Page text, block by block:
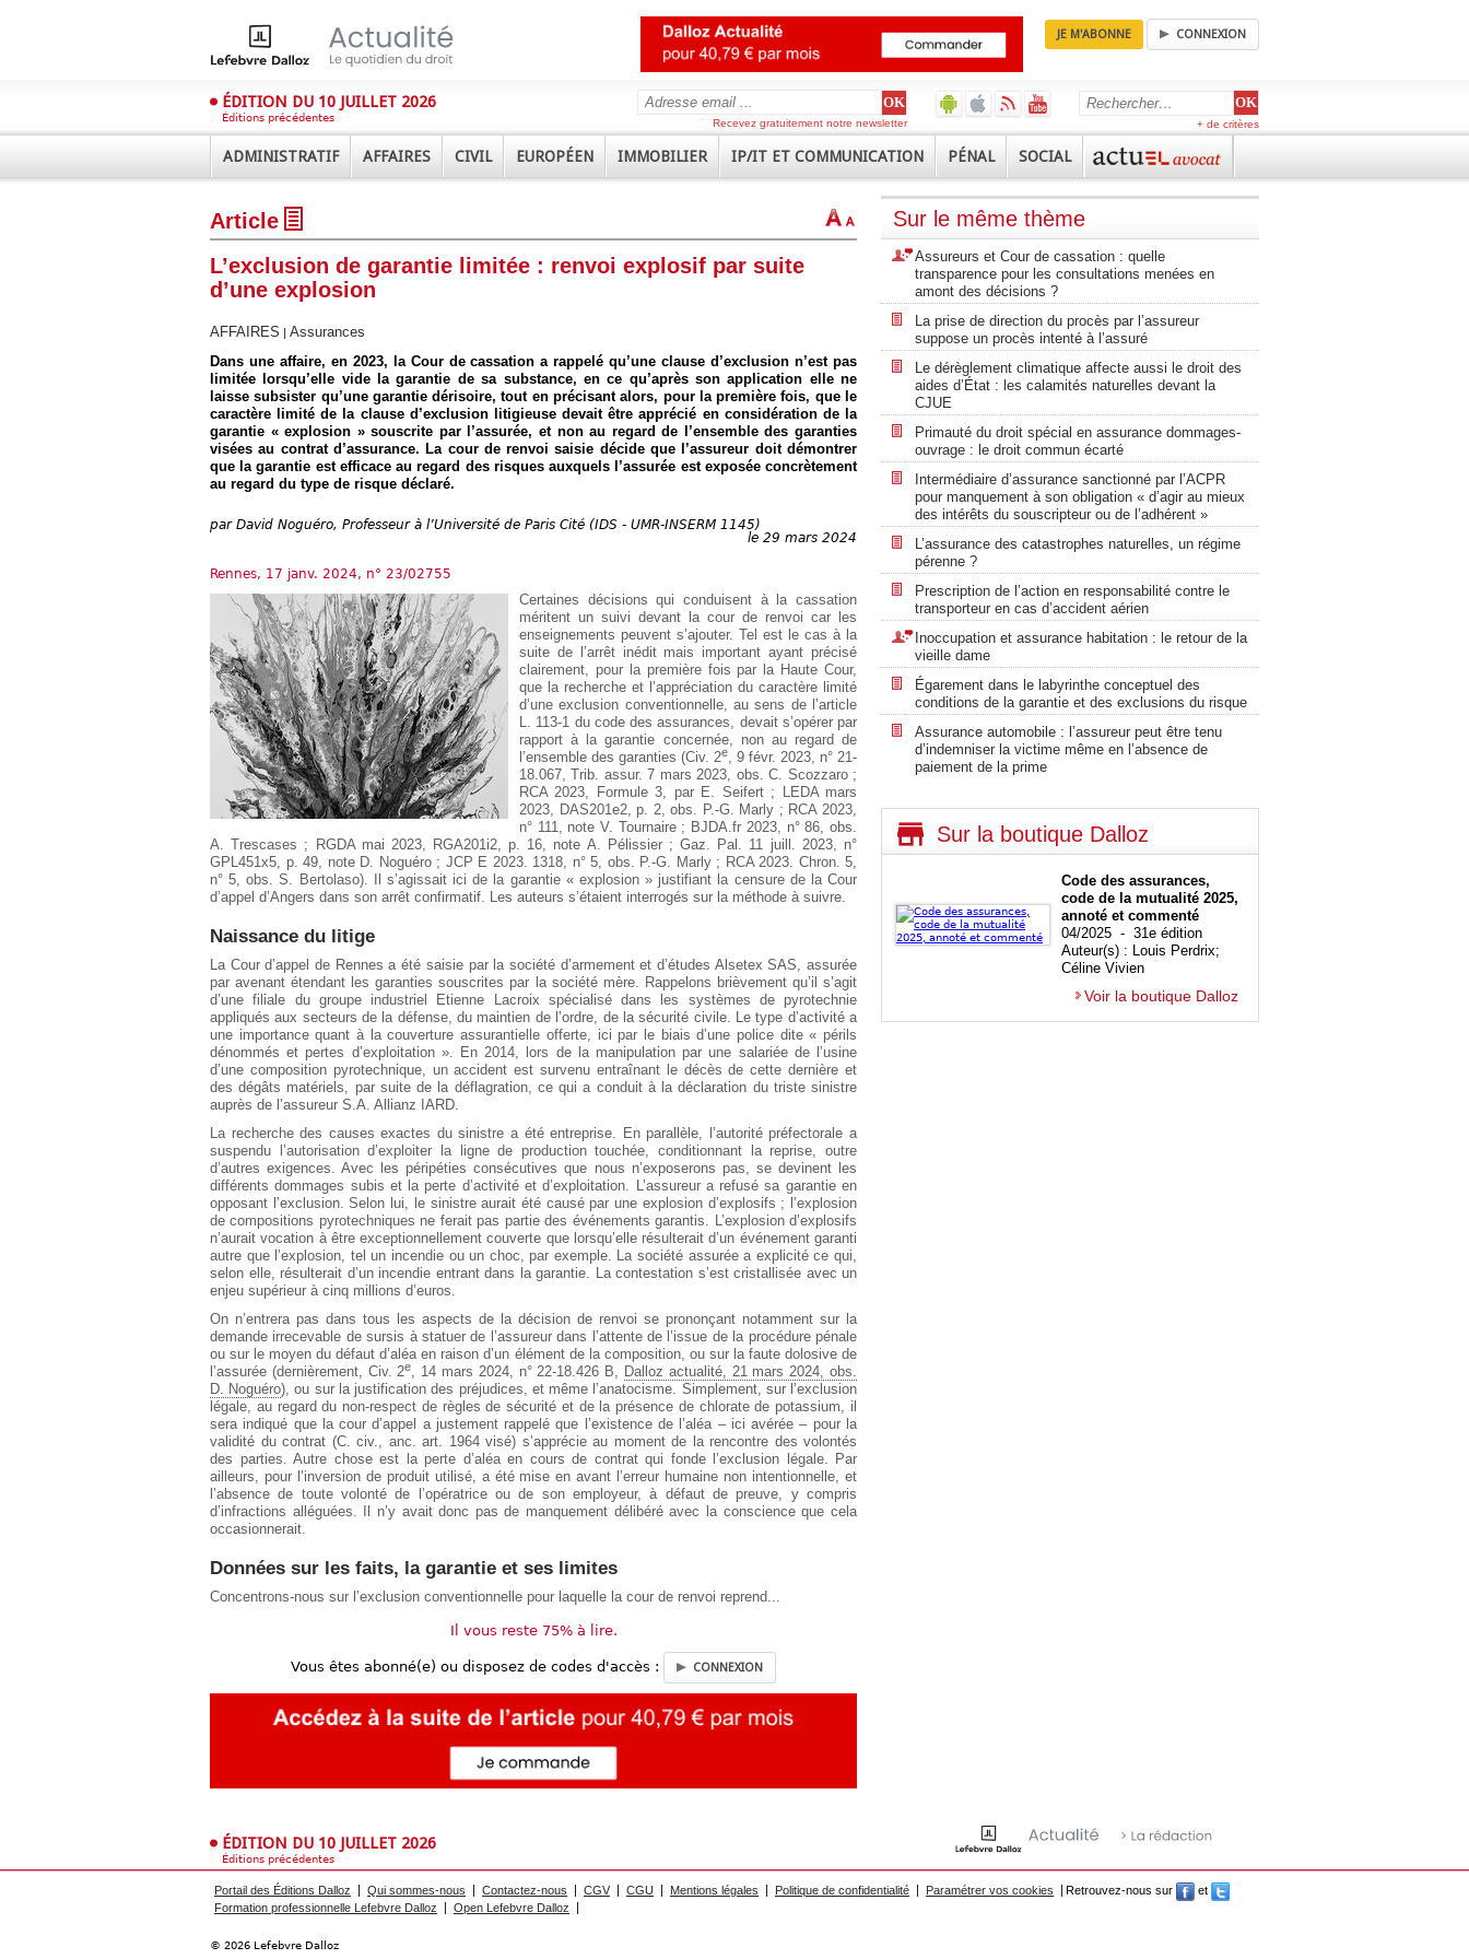
JE M'ABONNE CONNEXION
ÉDITION DU 10 JUILLET 2026
Éditions précédentes
+ de critères
Recevez gratuitement notre newsletter
ADMINISTRATIF AFFAIRES CIVIL EUROPÉEN IMMOBILIER IP/IT ET COMMUNICATION PÉNAL SOCIAL
Article
L’exclusion de garantie limitée : renvoi explosif par suite
d’une explosion
AFFAIRES
Assurances
Dans une affaire, en 2023, la Cour de cassation a rappelé qu’une clause d’exclusion n’est pas
limitée lorsqu’elle vide la garantie de sa substance, en ce qu’après son application elle ne
laisse subsister qu’une garantie dérisoire, tout en précisant alors, pour la première fois, que le
caractère limité de la clause d’exclusion litigieuse devait être apprécié en considération de la
garantie « explosion » souscrite par l’assurée, et non au regard de l’ensemble des garanties
visées au contrat d’assurance. La cour de renvoi saisie décide que l’assureur doit démontrer
que la garantie est efficace au regard des risques auxquels l’assurée est exposée concrètement
au regard du type de risque déclaré.
par David Noguéro, Professeur à l’Université de Paris Cité (IDS - UMR-INSERM 1145)
le 29 mars 2024
Rennes, 17 janv. 2024, n° 23/02755
Certaines décisions qui conduisent à la cassation
méritent un suivi devant la cour de renvoi car les
enseignements peuvent s’ajouter. Tel est le cas à la
suite de l’arrêt inédit mais important ayant précisé
clairement, pour la première fois par la Haute Cour,
que la recherche et l’appréciation du caractère limité
d’une exclusion conventionnelle, au sens de l’article
L. 113-1 du code des assurances, devait s’opérer par
rapport à la garantie concernée, non au regard de
l’ensemble des garanties (Civ. 2e
, 9 févr. 2023, n° 21-
18.067, Trib. assur. 7 mars 2023, obs. C. Scozzaro ;
RCA 2023, Formule 3, par E. Seifert ; LEDA mars
2023, DAS201e2, p. 2, obs. P.-G. Marly ; RCA 2023,
n° 111, note V. Tournaire ; BJDA.fr 2023, n° 86, obs.
A. Trescases ; RGDA mai 2023, RGA201i2, p. 16, note A. Pélissier ; Gaz. Pal. 11 juill. 2023, n°
GPL451x5, p. 49, note D. Noguéro ; JCP E 2023. 1318, n° 5, obs. P.-G. Marly ; RCA 2023. Chron. 5,
n° 5, obs. S. Bertolaso). Il s’agissait ici de la garantie « explosion » justifiant la censure de la Cour
d’appel d’Angers dans son arrêt confirmatif. Les auteurs s’étaient interrogés sur la méthode à suivre.
Naissance du litige
La Cour d’appel de Rennes a été saisie par la société d’armement et d’études Alsetex SAS, assurée
par avenant étendant les garanties souscrites par la société mère. Rappelons brièvement qu’il s’agit
d’une filiale du groupe industriel Etienne Lacroix spécialisé dans les systèmes de pyrotechnie
appliqués aux secteurs de la défense, du maintien de l’ordre, de la sécurité civile. Le type d’activité a
une importance quant à la couverture assurantielle offerte, ici par le biais d’une police dite « périls
dénommés et pertes d’exploitation ». En 2014, lors de la manipulation par une salariée de l’usine
d’une composition pyrotechnique, un accident est survenu entraînant le décès de cette dernière et
des dégâts matériels, par suite de la déflagration, ce qui a conduit à la déclaration du triste sinistre
auprès de l’assureur S.A. Allianz IARD.
La recherche des causes exactes du sinistre a été entreprise. En parallèle, l’autorité préfectorale a
suspendu l’autorisation d’exploiter la ligne de production touchée, conditionnant la reprise, outre
d’autres exigences. Avec les péripéties consécutives que nous n’exposerons pas, se devinent les
différents dommages subis et la perte d’activité et d’exploitation. L’assureur a refusé sa garantie en
opposant l’exclusion. Selon lui, le sinistre aurait été causé par une explosion d’explosifs ; l’explosion
de compositions pyrotechniques ne ferait pas partie des événements garantis. L’explosion d’explosifs
n’aurait vocation à être exceptionnellement couverte que lorsqu’elle résulterait d’un événement garanti
autre que l’explosion, tel un incendie ou un choc, par exemple. La société assurée a explicité ce qui,
selon elle, résulterait d’un incendie entrant dans la garantie. La contestation s’est cristallisée avec un
enjeu supérieur à cinq millions d’euros.
On n’entrera pas dans tous les aspects de la décision de renvoi se prononçant notamment sur la
demande irrecevable de sursis à statuer de l’assureur dans l’attente de l’issue de la procédure pénale
ou sur le moyen du défaut d’aléa en raison d’un élément de la composition, ou sur la faute dolosive de
l’assurée (dernièrement, Civ. 2e , 14 mars 2024, n° 22-18.426 B, Dalloz actualité, 21 mars 2024, obs.
D. Noguéro), ou sur la justification des préjudices, et même l’anatocisme. Simplement, sur l’exclusion
légale, au regard du non-respect de règles de sécurité et de la présence de chlorate de potassium, il
sera indiqué que la cour d’appel a justement rappelé que l’existence de l’aléa – ici avérée – pour la
validité du contrat (C. civ., anc. art. 1964 visé) s’apprécie au moment de la rencontre des volontés
des parties. Autre chose est la perte d’aléa en cours de contrat qui fonde l’exclusion légale. Par
ailleurs, pour l’inversion de produit utilisé, a été mise en avant l’erreur humaine non intentionnelle, et
l’absence de toute volonté de l’opératrice ou de son employeur, à défaut de preuve, y compris
d’infractions alléguées. Il n’y avait donc pas de manquement délibéré avec la conscience que cela
occasionnerait.
Données sur les faits, la garantie et ses limites
Concentrons-nous sur l’exclusion conventionnelle pour laquelle la cour de renvoi reprend...
Il vous reste 75% à lire.
Vous êtes abonné(e) ou disposez de codes d'accès : CONNEXION
Sur le même thème
Assureurs et Cour de cassation : quelle
transparence pour les consultations menées en
amont des décisions ?
La prise de direction du procès par l’assureur
suppose un procès intenté à l’assuré
Le dérèglement climatique affecte aussi le droit des
aides d’État : les calamités naturelles devant la
CJUE
Primauté du droit spécial en assurance dommages-
ouvrage : le droit commun écarté
Intermédiaire d’assurance sanctionné par l’ACPR
pour manquement à son obligation « d’agir au mieux
des intérêts du souscripteur ou de l’adhérent »
L’assurance des catastrophes naturelles, un régime
pérenne ?
Prescription de l’action en responsabilité contre le
transporteur en cas d’accident aérien
Inoccupation et assurance habitation : le retour de la
vieille dame
Égarement dans le labyrinthe conceptuel des
conditions de la garantie et des exclusions du risque
Assurance automobile : l’assureur peut être tenu
d’indemniser la victime même en l’absence de
paiement de la prime
Sur la boutique Dalloz
Code des assurances,
code de la mutualité 2025,
annoté et commenté
04/2025 - 31e édition
Auteur(s) : Louis Perdrix;
Céline Vivien
Voir la boutique Dalloz
ÉDITION DU 10 JUILLET 2026
Éditions précédentes
Portail des Éditions Dalloz Qui sommes-nous Contactez-nous CGV CGU Mentions légales Politique de confidentialité Paramétrer vos cookies Retrouvez-nous sur
et
Formation professionnelle Lefebvre Dalloz
Open Lefebvre Dalloz
© 2026 Lefebvre Dalloz